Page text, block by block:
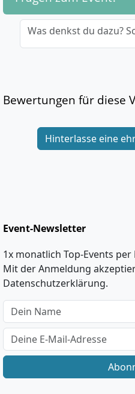
Was denkst du dazu?
Bewertungen für diese
Hinterlasse eine
Event-Newsletter
1x monatlich Top-Events
Mit der Anmeldung
Datenschutzerklärung.